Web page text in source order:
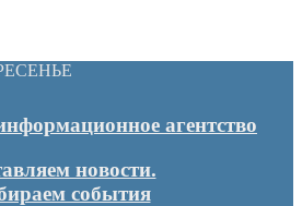
агентство
новости.
события